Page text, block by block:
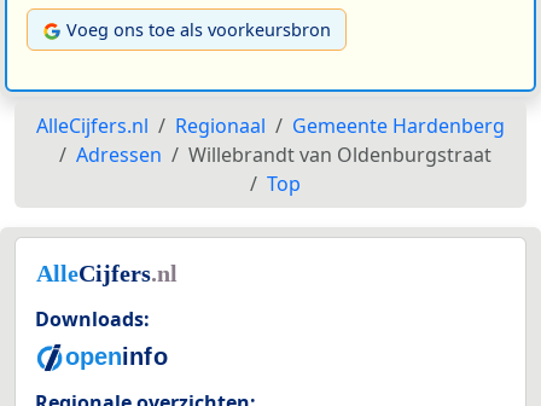
Voeg ons toe als voorkeursbron
AlleCijfers.nl Regionaal
Gemeente Hardenberg
Adressen
Willebrandt van Oldenburgstraat
Top
Downloads: